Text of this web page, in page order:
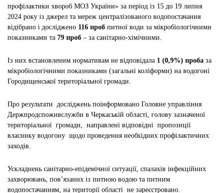
профілактики хвороб МОЗ України» за період із 15 до 19 липня
2024 року із джерел та мереж централізованого водопостачання
відібрано і досліджено 116 проб питної води за мікробіологічними
показниками та 79 проб – за санітарно-хімічними.
Із них встановленим нормативам не відповідала 1 (0,9%) проба за
мікробіологічними показниками (загальні коліформи) на водогоні
Городищенської територіальної громади.
Про результати досліджень поінформовано Головне управління
Держпродспоживслужби в Черкаській області, голову зазначеної
територіальної громади, направлені відповідні пропозиції
власнику водогону щодо проведення необхідних профілактичних
заходів.
Ускладнень санітарно-епідемічної ситуації, спалахів інфекційних
захворювань, пов’язаних із питною водою та питним
водопостачанням, на території області не зареєстровано.